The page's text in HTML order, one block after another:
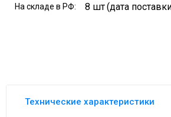
На складе в РФ: 8 шт(дата
Технические характеристики